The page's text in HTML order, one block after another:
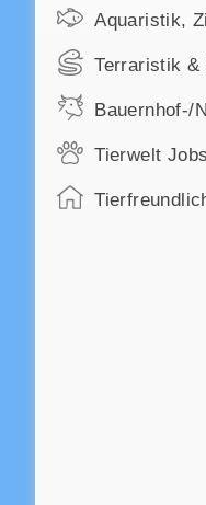
Aquaristik,
Terraristik &
Bauernhof-/
Tierwelt